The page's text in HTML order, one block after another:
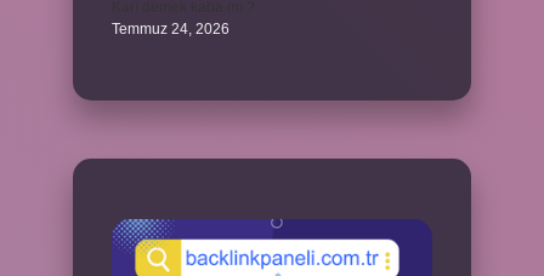
Temmuz 24, 2026